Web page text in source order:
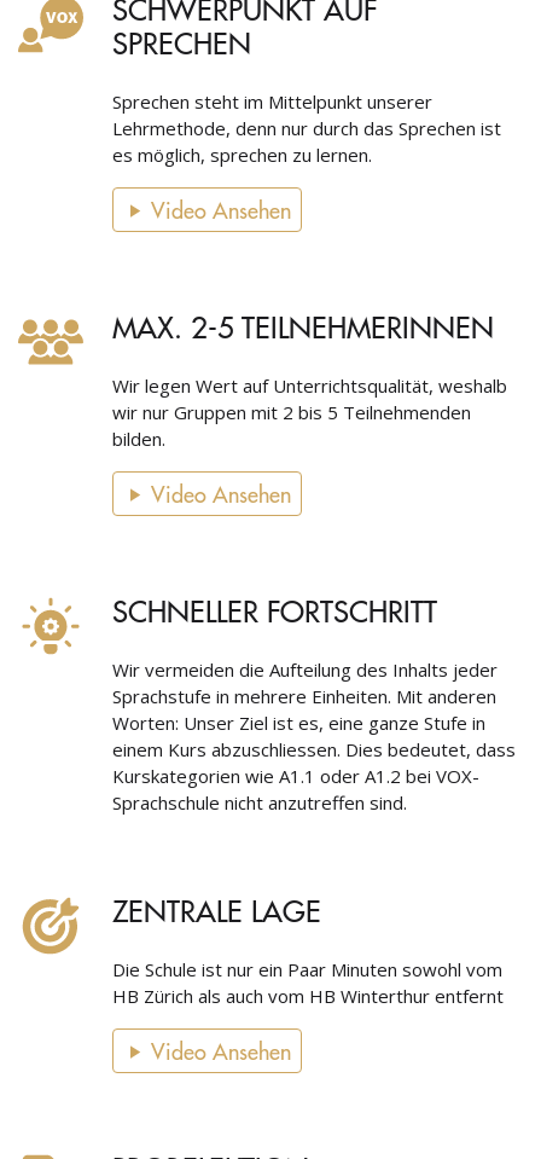
SPRECHEN
Sprechen steht im Mittelpunkt unserer
Lehrmethode, denn nur durch das Sprechen ist
es möglich, sprechen zu lernen.
Video Ansehen
MAX. 2-5 TEILNEHMERINNEN
Wir legen Wert auf Unterrichtsqualität, weshalb
wir nur Gruppen mit 2 bis 5 Teilnehmenden
bilden.
Video Ansehen
SCHNELLER FORTSCHRITT
Wir vermeiden die Aufteilung des Inhalts jeder
Sprachstufe in mehrere Einheiten. Mit anderen
Worten: Unser Ziel ist es, eine ganze Stufe in
einem Kurs abzuschliessen. Dies bedeutet, dass
Kurskategorien wie A1.1 oder A1.2 bei VOX-
Sprachschule nicht anzutreffen sind.
ZENTRALE LAGE
Die Schule ist nur ein Paar Minuten sowohl vom
HB Zürich als auch vom HB Winterthur entfernt
Video Ansehen